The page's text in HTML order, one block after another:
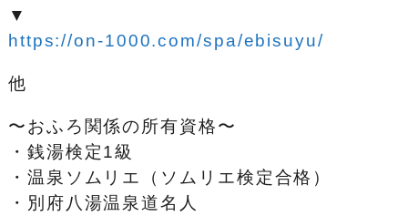
▼
https://on-1000.com/spa/ebisuyu/
他
〜おふろ関係の所有資格〜
・銭湯検定1級
・温泉ソムリエ（ソムリエ検定合格）
・別府八湯温泉道名人